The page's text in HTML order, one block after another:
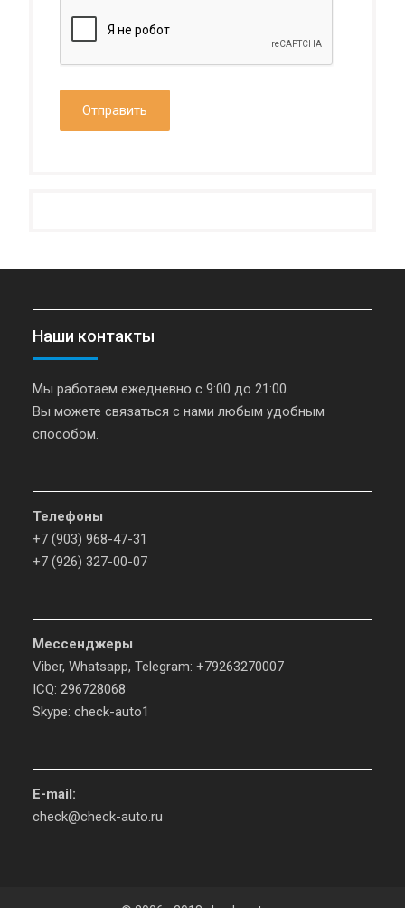
Наши контакты
Мы работаем ежедневно с 9:00 до 21:00.
Вы можете связаться с нами любым удобным
способом.
Телефоны
+7 (903) 968-47-31
+7 (926) 327-00-07
Мессенджеры
Viber, Whatsapp, Telegram: +79263270007
ICQ: 296728068
Skype: check-auto1
E-mail:
check@check-auto.ru